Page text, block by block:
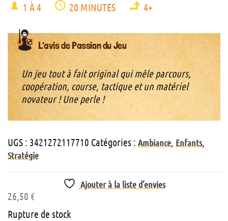
1 À 4 20 MINUTES 4+
L'avis de Passion du Jeu
Un jeu tout à fait original qui mêle parcours,
coopération, course, tactique et un matériel
novateur ! Une perle !
UGS : 3421272117710 Catégories : Ambiance Enfants,
Stratégie
Ajouter à la liste d’envies
26,50 €
Rupture de stock